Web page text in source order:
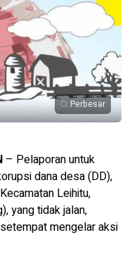
Perbesar
– Pelaporan untuk
dana desa (DD),
Leihitu,
yang tidak jalan,
mengelar aksi